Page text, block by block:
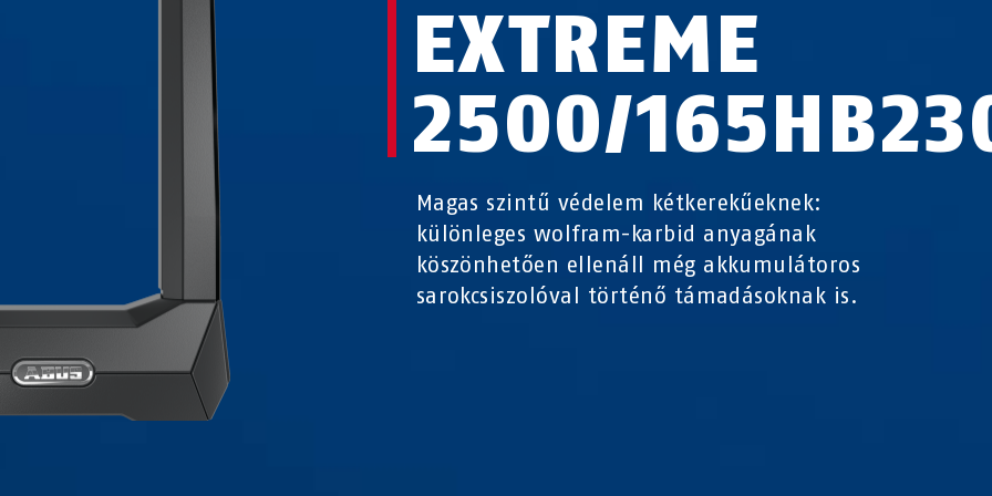
EXTREME
2500/
Magas szintű védelem kétkerekűeknek:
különleges wolfram-karbid anyagának
köszönhetően ellenáll még akkumulátoros
sarokcsiszolóval történő támadásoknak is.